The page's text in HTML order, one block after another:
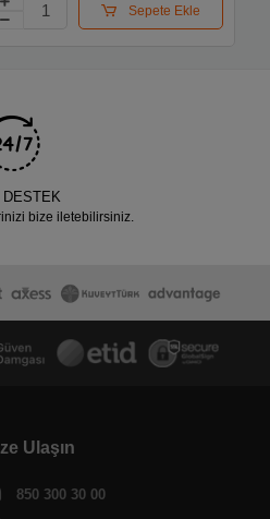
Sepete Ekle
bize iletebilirsiniz.
Ulaşın
850 300 30 00